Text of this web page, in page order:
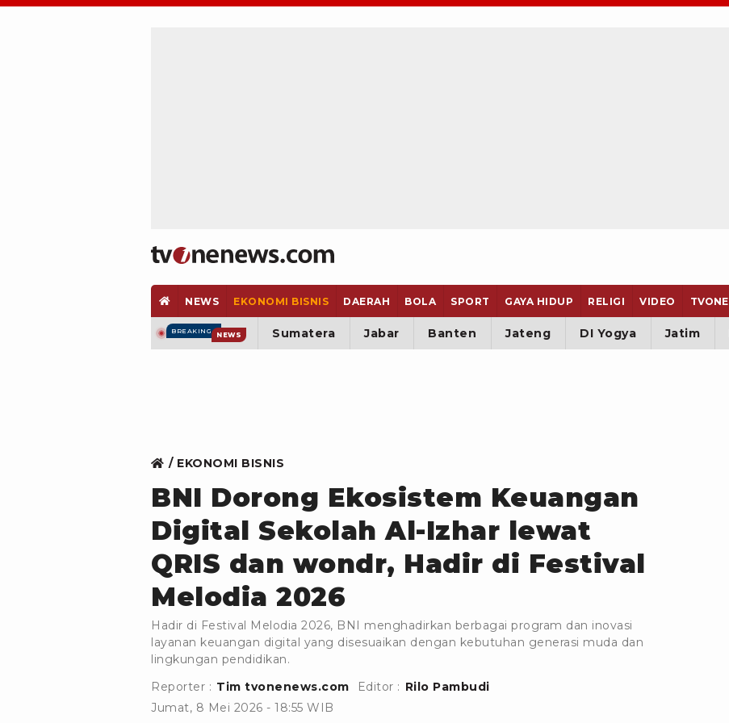
NEWS EKONOMI BISNIS DAERAH BOLA SPORT GAYA HIDUP RELIGI VIDEO TVONE
BREAKING NEWS Sumatera Jabar Banten Jateng DI Yogya Jatim
EKONOMI BISNIS
BNI Dorong Ekosistem Keuangan
Digital Sekolah Al-Izhar lewat
QRIS dan wondr, Hadir di Festival
Melodia 2026
Hadir di Festival Melodia 2026, BNI menghadirkan berbagai program dan inovasi
layanan keuangan digital yang disesuaikan dengan kebutuhan generasi muda dan
lingkungan pendidikan.
Reporter : Tim tvonenews.com Editor : Rilo Pambudi
Jumat, 8 Mei 2026 - 18:55 WIB